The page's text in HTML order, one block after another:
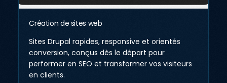
Design graphique & branding
Identité visuelle cohérente, logos impactants,
et guidelines de marque qui renforcent votre
crédibilité et différenciation sur votre marché.